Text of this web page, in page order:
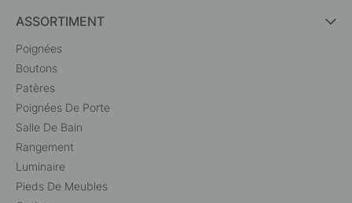
ASSORTIMENT
Poignées
Boutons
Patères
Poignées De Porte
Salle De Bain
Rangement
Luminaire
Pieds De Meubles